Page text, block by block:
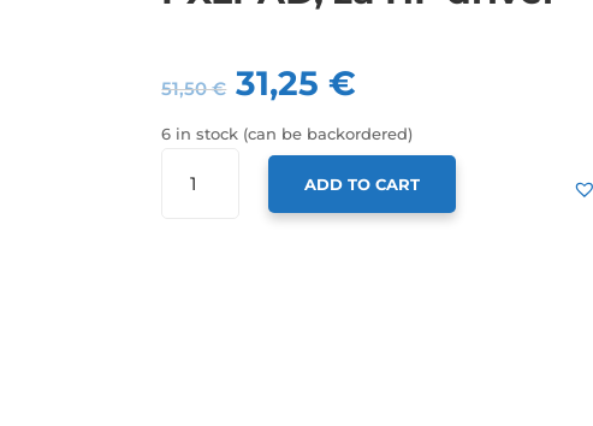
51,50€ 31,25€
6 in stock (can be backordered)
KONTROLER
ADD TO CART